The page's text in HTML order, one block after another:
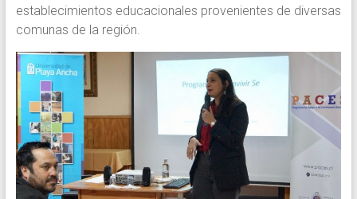
establecimientos educacionales provenientes de diversas
comunas de la región.